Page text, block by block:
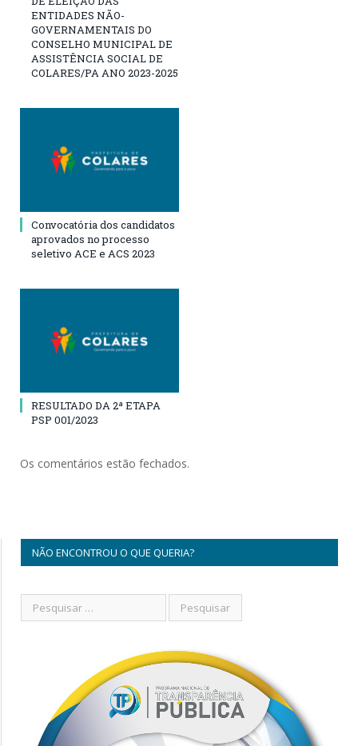
ENTIDADES NÃO-
GOVERNAMENTAIS DO
CONSELHO MUNICIPAL DE
ASSISTÊNCIA SOCIAL DE
COLARES/PA ANO 2023-2025
Convocatória dos candidatos
aprovados no processo
seletivo ACE e ACS 2023
RESULTADO DA 2ª ETAPA
PSP 001/2023
Os comentários estão fechados.
NÃO ENCONTROU O QUE QUERIA?